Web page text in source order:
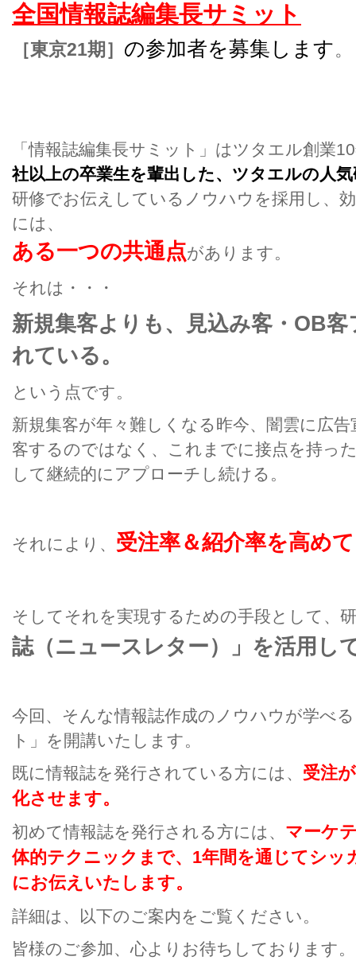
全国情報誌編集長サミット
［東京21期］ の参加者を募集します。
「情報誌編集長サミット」はツタエル創業
社以上の卒業生を輩出した、ツタエルの人
研修でお伝えしているノウハウを採用し、
には、
ある一つの共通点があります。
それは・・・
新規集客よりも、見込み客・OB
れている。
という点です。
新規集客が年々難しくなる昨今、闇雲に広
客するのではなく、これまでに接点を持っ
して継続的にアプローチし続ける。
それにより、 受注率＆紹介率を高め
そしてそれを実現するための手段として、
誌（ニュースレター）」を活用し
今回、そんな情報誌作成のノウハウが学べ
ト」を開講いたします。
既に情報誌を発行されている方には、 受注
化させます。
初めて情報誌を発行される方には、 マーケ
体的テクニックまで、1年間を通じてシッ
にお伝えいたします。
詳細は、以下のご案内をご覧ください。
皆様のご参加、心よりお待ちしております。